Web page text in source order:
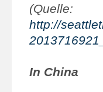
(Quelle:
http://
In China